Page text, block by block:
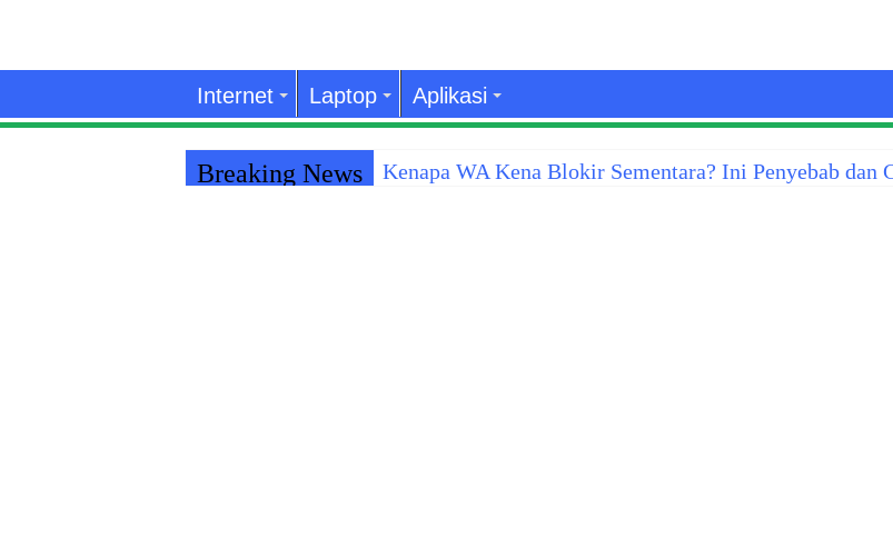
Internet Laptop Aplikasi
Breaking News Kenapa WA Kena Blokir Sementara? Ini Penyebab dan